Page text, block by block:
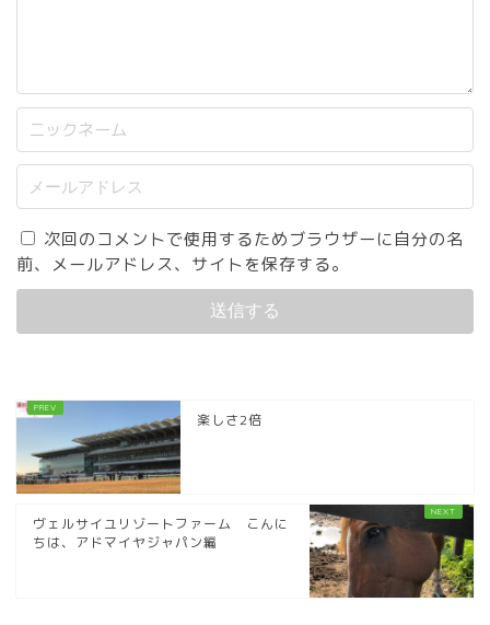
次回のコメントで使用するためブラウザーに自分の名
前、メールアドレス、サイトを保存する。
楽しさ2倍
ヴェルサイユリゾートファーム こんに
ちは、アドマイヤジャパン編